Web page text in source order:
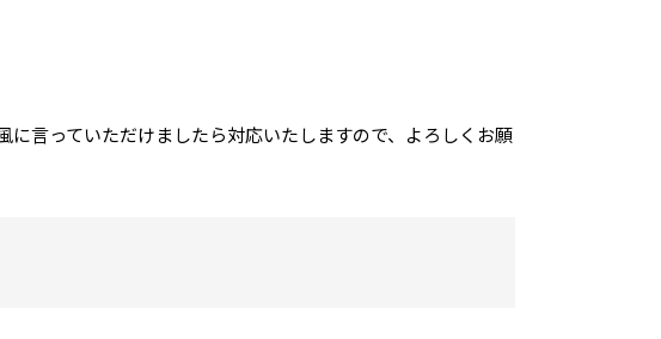
言っていただけましたら対応いたしますので、よろしくお願